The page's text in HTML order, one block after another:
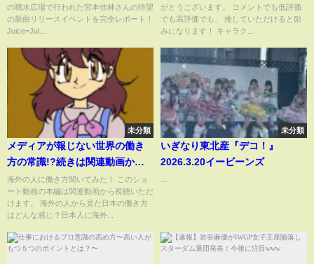
伝説のイベント再び【池袋サン
シャイン】
の噴水広場で行われた宮本佳林さんの待望
の新曲リリースイベントを完全レポート！
Juice=Jui...
がとうございます。 コメントでも低評価
でも高評価でも、 推していただけると励
みになります！ キャラク...
未分類
メディアが報じない世界の働き
方の常識!?続きは関連動画か
ら！
海外の人に働き方聞いてみた！ このショ
ート動画の本編は関連動画から視聴いただ
けます。 海外の人から見た日本の働き方
はどんな感じ？日本人に海外...
未分類
いぎなり東北産『デコ！』
2026.3.20イービーンズ